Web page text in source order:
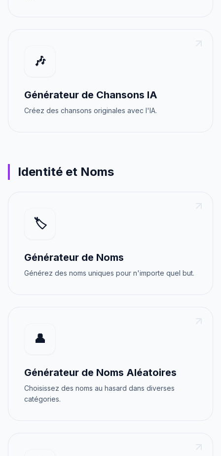
🎶
Générateur de Chansons IA
Créez des chansons originales avec l'IA.
Identité et Noms
🏷️
Générateur de Noms
Générez des noms uniques pour n'importe quel but.
👤
Générateur de Noms Aléatoires
Choisissez des noms au hasard dans diverses
catégories.